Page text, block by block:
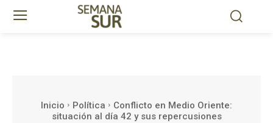
Inicio Política
Conflicto en Medio Oriente:
situación al día 42 y sus repercusiones